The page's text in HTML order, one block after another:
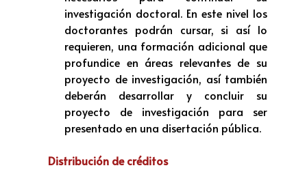
investigación doctoral. En este nivel los
doctorantes podrán cursar, si así lo
requieren, una formación adicional que
profundice en áreas relevantes de su
proyecto de investigación, así también
deberán desarrollar y concluir su
proyecto de investigación para ser
presentado en una disertación pública.
Distribución de créditos